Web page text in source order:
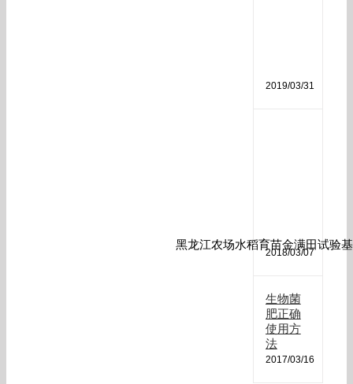
黑龙江农场水稻育苗金满田试验
2019/03/31
好
2018/03/07
生物菌
肥正确
使用方
法
2017/03/16